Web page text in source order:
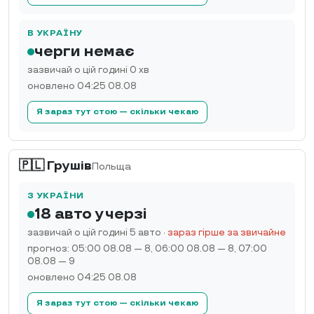
В УКРАЇНУ
черги немає
зазвичай о цій годині 0 хв
оновлено 04:25 08.08
Я зараз тут стою — скільки чекаю
🇵🇱 ГрушівПольща
З УКРАЇНИ
18 авто у черзі
зазвичай о цій годині 5 авто · зараз гірше за звичайне
прогноз: 05:00 08.08 — 8, 06:00 08.08 — 8, 07:00
08.08 — 9
оновлено 04:25 08.08
Я зараз тут стою — скільки чекаю